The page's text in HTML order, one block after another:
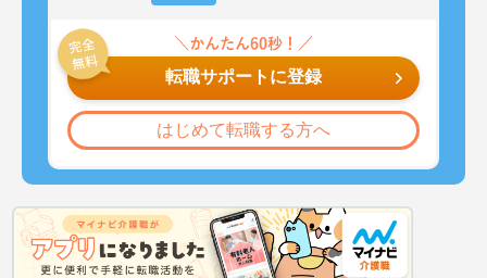
転職サポートに登録
はじめて転職する方へ